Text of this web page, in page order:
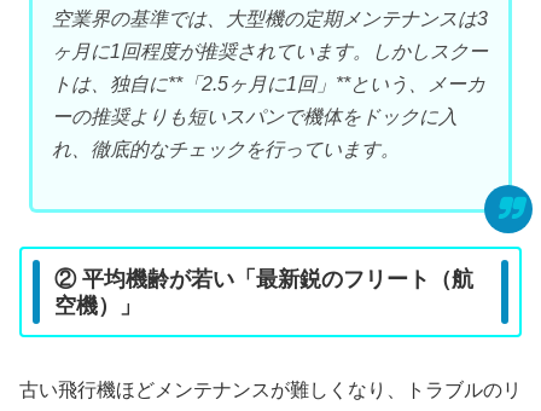
空業界の基準では、大型機の定期メンテナンスは3
ヶ月に1回程度が推奨されています。しかしスクー
トは、独自に**「2.5ヶ月に1回」**という、メーカ
ーの推奨よりも短いスパンで機体をドックに入
れ、徹底的なチェックを行っています。
② 平均機齢が若い「最新鋭のフリート（航
空機）」
古い飛行機ほどメンテナンスが難しくなり、トラブルのリ